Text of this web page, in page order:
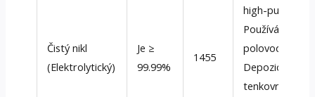
Čistý nikl
(Elektrolytický)
Je ≥
99.99%
1455
high-purity,
Používá se v
polovodičích,
Depozice
tenkovrstvého